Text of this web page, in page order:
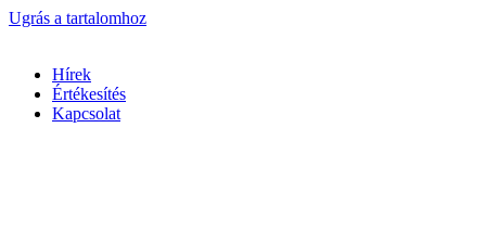
Ugrás a tartalomhoz
Hírek
Értékesítés
Kapcsolat